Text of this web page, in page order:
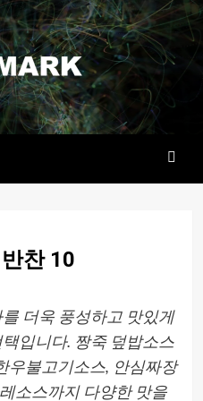
찬 10
더욱 풍성하고 맛있게
입니다. 짱죽 덮밥소스
우불고기소스, 안심짜장
소스까지 다양한 맛을